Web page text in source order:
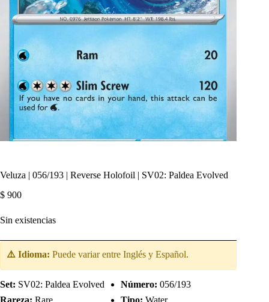
Veluza | 056/193 | Reverse Holofoil | SV02: Paldea Evolved
$ 900
Sin existencias
⚠️ Idioma: Puede variar entre Inglés y Español.
Set: SV02: Paldea Evolved Número: 056/193
Rareza: Rare Tipo: Water